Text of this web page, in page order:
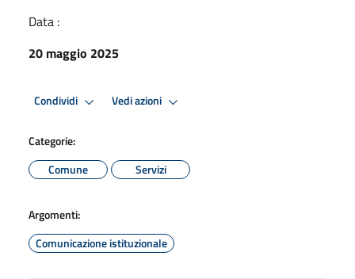
Data :
20 maggio 2025
Condividi Vedi azioni
Categorie:
Comune
Servizi
Argomenti:
Comunicazione istituzionale